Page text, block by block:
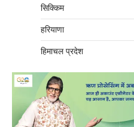
सिक्किम
हरियाणा
हिमाचल प्रदेश